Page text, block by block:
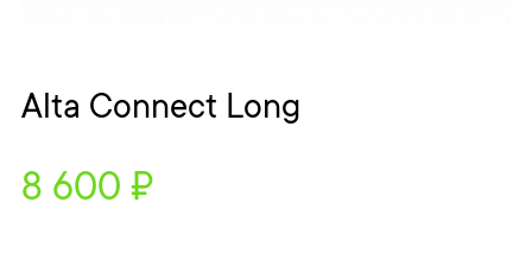
Alta Connect Long
8 600 ₽